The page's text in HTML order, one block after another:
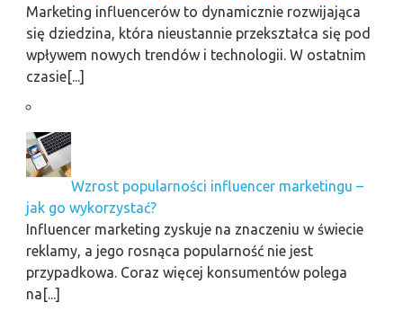
Marketing influencerów to dynamicznie rozwijająca
się dziedzina, która nieustannie przekształca się pod
wpływem nowych trendów i technologii. W ostatnim
czasie[...]
Wzrost popularności influencer marketingu –
jak go wykorzystać?
Influencer marketing zyskuje na znaczeniu w świecie
reklamy, a jego rosnąca popularność nie jest
przypadkowa. Coraz więcej konsumentów polega
na[...]